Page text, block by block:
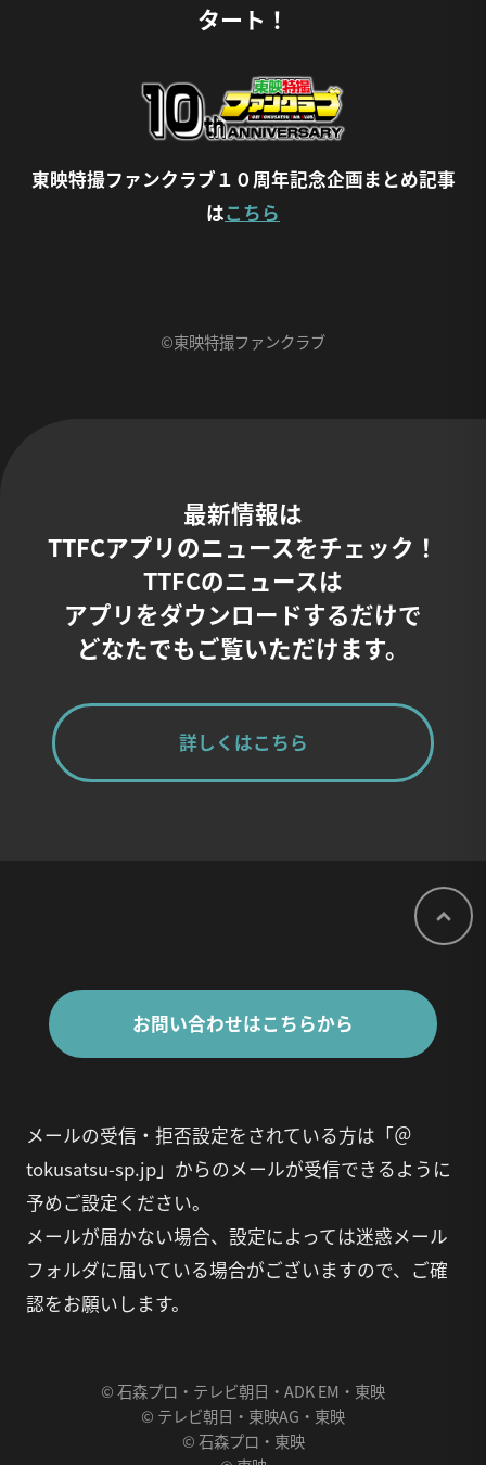
タート！
東映特撮ファンクラブ１０周年記念企画まとめ記事
はこちら
©東映特撮ファンクラブ
最新情報は
TTFCアプリのニュースをチェック！
TTFCのニュースは
アプリをダウンロードするだけで
どなたでもご覧いただけます。
詳しくはこちら
お問い合わせはこちらから
メールの受信・拒否設定をされている方は「＠
tokusatsu-sp.jp」からのメールが受信できるように
予めご設定ください。
メールが届かない場合、設定によっては迷惑メール
フォルダに届いている場合がございますので、ご確
認をお願いします。
© 石森プロ・テレビ朝日・ADK EM・東映
© テレビ朝日・東映AG・東映
© 石森プロ・東映